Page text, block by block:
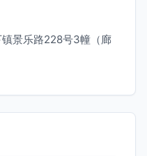
景乐路228号3幢（廊